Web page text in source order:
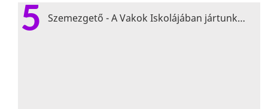
5 Szemezgető - A Vakok Iskolájában jártunk…